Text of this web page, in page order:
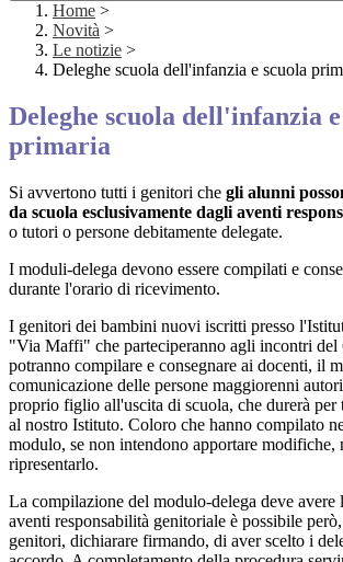
Home >
Novità >
Le notizie >
Deleghe scuola dell'infanzia e scuola
Deleghe scuola dell'infanzia
primaria
Si avvertono tutti i genitori che gli alunni
da scuola esclusivamente dagli aventi
o tutori o persone debitamente delegate.
I moduli-delega devono essere compilati e
durante l'orario di ricevimento.
I genitori dei bambini nuovi iscritti presso
"Via Maffi" che parteciperanno agli incontri del
potranno compilare e consegnare ai docenti, il
comunicazione delle persone maggiorenni
proprio figlio all'uscita di scuola, che durerà per
al nostro Istituto. Coloro che hanno compilato
modulo, se non intendono apportare modifiche,
ripresentarlo.
La compilazione del modulo-delega deve
aventi responsabilità genitoriale è possibile
genitori, dichiarare firmando, di aver scelto i